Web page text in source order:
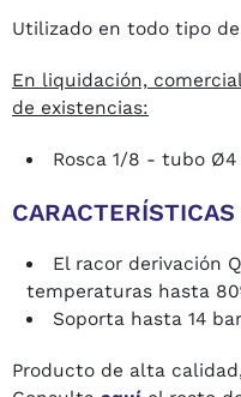
Utilizado en todo tipo
En liquidación,
de existencias:
Rosca 1/8 - tubo Ø4
El racor derivación
temperaturas hasta
Soporta hasta 14
Producto de alta